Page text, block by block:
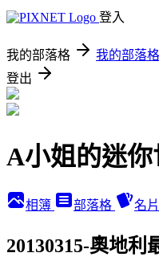
登入
我的部落格 我的部落
登出
A小姐的迷你
相簿 部落格 名片
20130315-奧地